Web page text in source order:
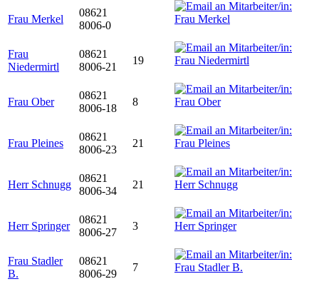
Frau Merkel
08621
8006-0
Frau
Niedermirtl
08621
8006-21
19
Frau Ober
08621
8006-18
8
Frau Pleines
08621
8006-23
21
Herr Schnugg
08621
8006-34
21
Herr Springer
08621
8006-27
3
Frau Stadler
B.
08621
8006-29
7